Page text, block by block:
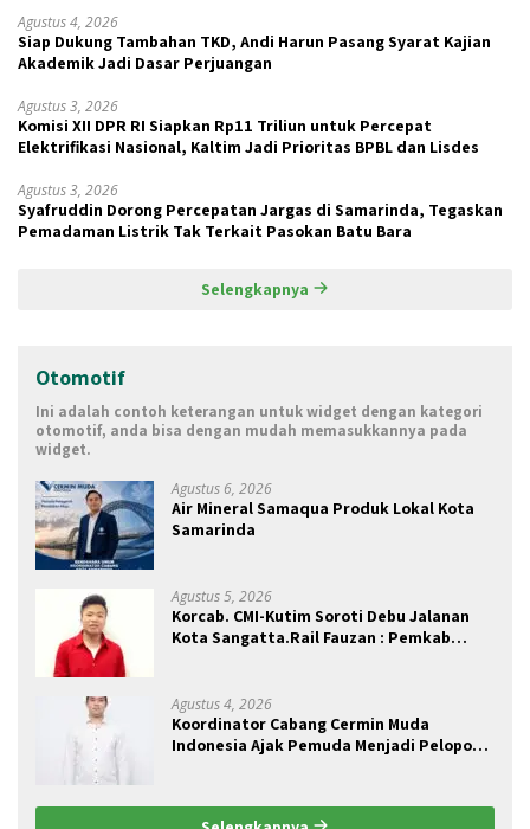
Agustus 4, 2026
Siap Dukung Tambahan TKD, Andi Harun Pasang Syarat Kajian
Akademik Jadi Dasar Perjuangan
Agustus 3, 2026
Komisi XII DPR RI Siapkan Rp11 Triliun untuk Percepat
Elektrifikasi Nasional, Kaltim Jadi Prioritas BPBL dan Lisdes
Agustus 3, 2026
Syafruddin Dorong Percepatan Jargas di Samarinda, Tegaskan
Pemadaman Listrik Tak Terkait Pasokan Batu Bara
Selengkapnya
Otomotif
Ini adalah contoh keterangan untuk widget dengan kategori
otomotif, anda bisa dengan mudah memasukkannya pada
widget.
Agustus 6, 2026
Air Mineral Samaqua Produk Lokal Kota
Samarinda
Agustus 5, 2026
Korcab. CMI-Kutim Soroti Debu Jalanan
Kota Sangatta.Rail Fauzan : Pemkab
Agustus 4, 2026
Koordinator Cabang Cermin Muda
Indonesia Ajak Pemuda Menjadi Pelopor